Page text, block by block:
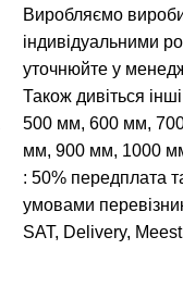
Виробляємо
індивідуальними
уточнюйте у
Також дивіться
500 мм, 600 мм,
мм, 900 мм, 1000
: 50% передплата
умовами
SAT, Delivery,